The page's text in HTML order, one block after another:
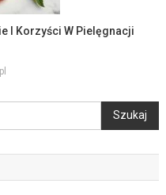
I Korzyści W Pielęgnacji
Szukaj